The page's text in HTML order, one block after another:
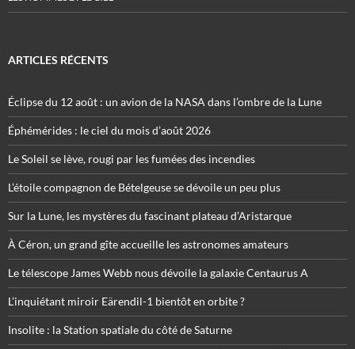
ARTICLES RÉCENTS
Éclipse du 12 août : un avion de la NASA dans l’ombre de la Lune
Éphémérides : le ciel du mois d’août 2026
Le Soleil se lève, rougi par les fumées des incendies
L’étoile compagnon de Bételgeuse se dévoile un peu plus
Sur la Lune, les mystères du fascinant plateau d’Aristarque
À Céron, un grand gîte accueille les astronomes amateurs
Le télescope James Webb nous dévoile la galaxie Centaurus A
L’inquiétant miroir Eärendil-1 bientôt en orbite ?
Insolite : la Station spatiale du côté de Saturne